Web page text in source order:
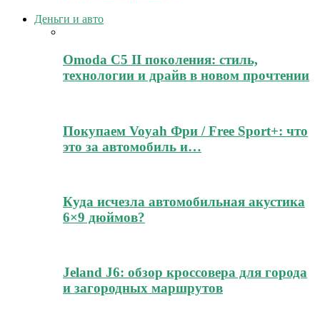
Деньги и авто
Omoda C5 II поколения: стиль,
технологии и драйв в новом прочтении
Покупаем Voyah Фри / Free Sport+: что
это за автомобиль и…
Куда исчезла автомобильная акустика
6×9 дюймов?
Jeland J6: обзор кроссовера для города
и загородных маршрутов